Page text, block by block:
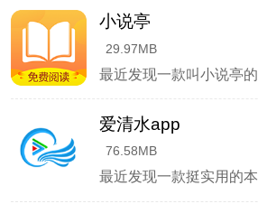
览，粉丝点开就能流畅阅读完整作
3、灵活内容管理
支持创建多个作品合集，每个合集
完整版，漫画可以按单章或全集收
4、防盗版技术
付费内容采用阿里云加密存储，
小说亭
29.97MB
爱清水app
76.58MB